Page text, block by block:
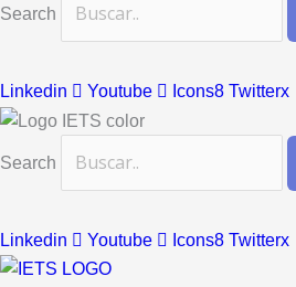
Search
Linkedin Youtube Icons8 Twitterx
Search
Linkedin Youtube Icons8 Twitterx